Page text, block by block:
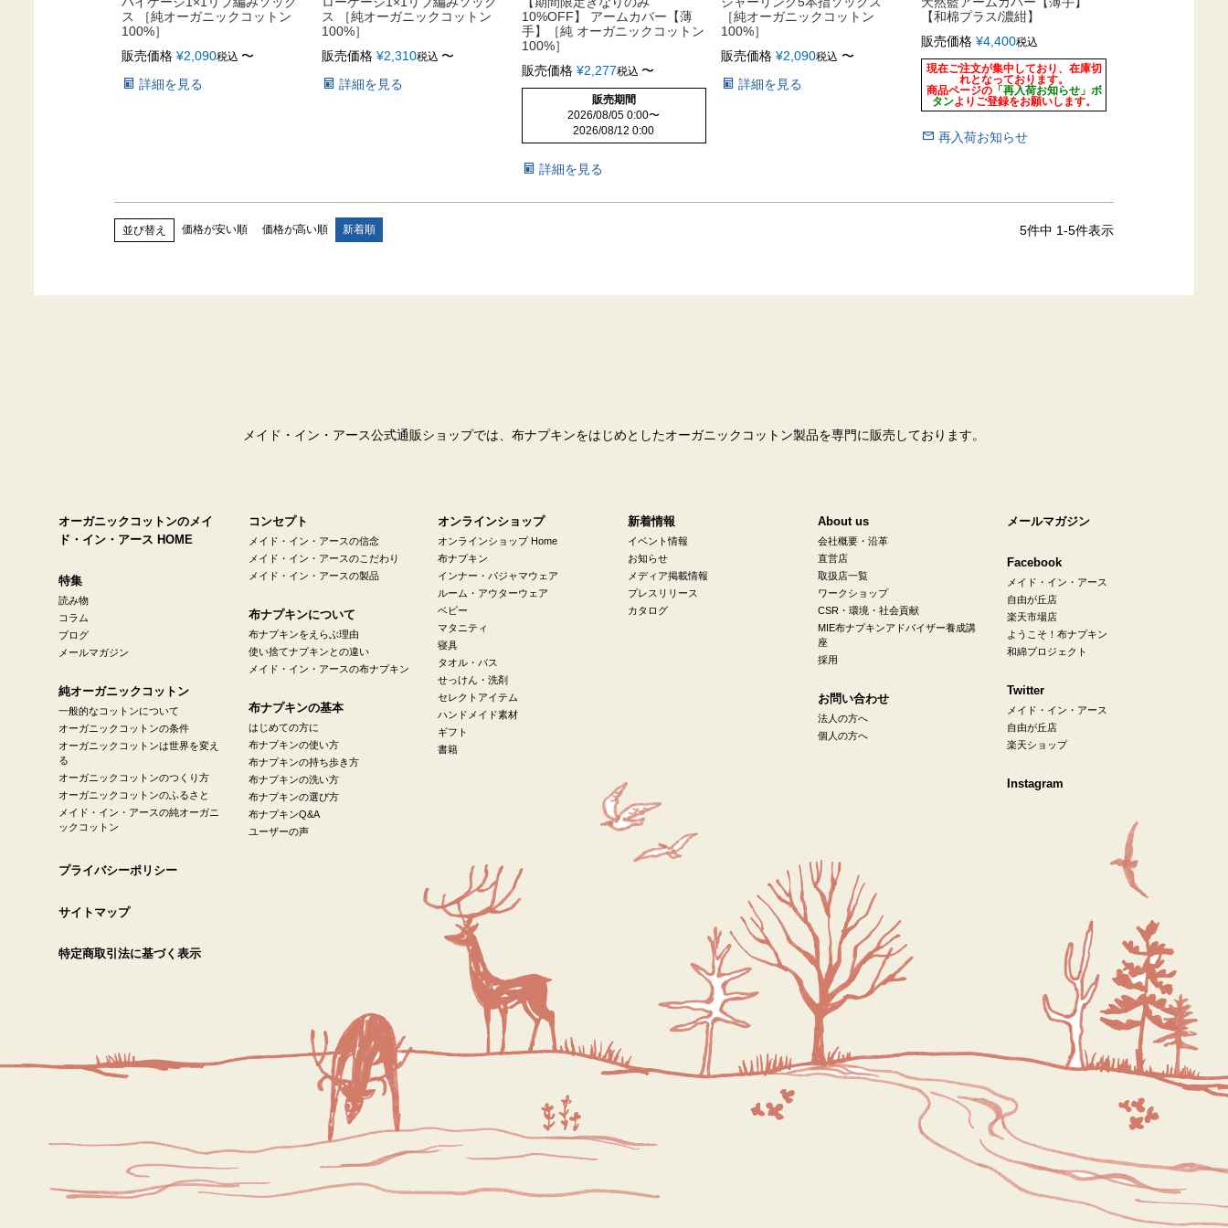
ス ［純オーガニックコットン
100%］
販売価格 ¥2,090税込 〜
詳細を見る
ス ［純オーガニックコットン
100%］
販売価格 ¥2,310税込 〜
詳細を見る
10%OFF】 アームカバー【薄
手】［純 オーガニックコットン
100%］
販売価格 ¥2,277税込 〜
販売期間
2026/08/05 0:00〜
2026/08/12 0:00
詳細を見る
［純オーガニックコットン
100%］
販売価格 ¥2,090税込 〜
詳細を見る
【和棉プラス/濃紺】
販売価格 ¥4,400税込
現在ご注文が集中しており、在庫切
れとなっております。
商品ページの「再入荷お知らせ」ボ
タンよりご登録をお願いします。
再入荷お知らせ
並び替え 価格が安い順 価格が高い順 新着順 5件中 1-5件表示
メイド・イン・アース公式通販ショップでは、布ナプキンをはじめとしたオーガニックコットン製品を専門に販売しております。
オーガニックコットンのメイ
ド・イン・アース HOME
特集
読み物
コラム
ブログ
メールマガジン
純オーガニックコットン
一般的なコットンについて
オーガニックコットンの条件
オーガニックコットンは世界を変え
る
オーガニックコットンのつくり方
オーガニックコットンのふるさと
メイド・イン・アースの純オーガニ
ックコットン
コンセプト
メイド・イン・アースの信念
メイド・イン・アースのこだわり
メイド・イン・アースの製品
布ナプキンについて
布ナプキンをえらぶ理由
使い捨てナプキンとの違い
メイド・イン・アースの布ナプキン
布ナプキンの基本
はじめての方に
布ナプキンの使い方
布ナプキンの持ち歩き方
布ナプキンの洗い方
布ナプキンの選び方
布ナプキンQ&A
ユーザーの声
オンラインショップ
オンラインショップ Home
布ナプキン
インナー・パジャマウェア
ルーム・アウターウェア
ベビー
マタニティ
寝具
タオル・バス
せっけん・洗剤
セレクトアイテム
ハンドメイド素材
ギフト
書籍
新着情報
イベント情報
お知らせ
メディア掲載情報
プレスリリース
カタログ
About us
会社概要・沿革
直営店
取扱店一覧
ワークショップ
CSR・環境・社会貢献
MIE布ナプキンアドバイザー養成講
座
採用
お問い合わせ
法人の方へ
個人の方へ
メールマガジン
Facebook
メイド・イン・アース
自由が丘店
楽天市場店
ようこそ！布ナプキン
和綿プロジェクト
Twitter
メイド・イン・アース
自由が丘店
楽天ショップ
Instagram
プライバシーポリシー
サイトマップ
特定商取引法に基づく表示